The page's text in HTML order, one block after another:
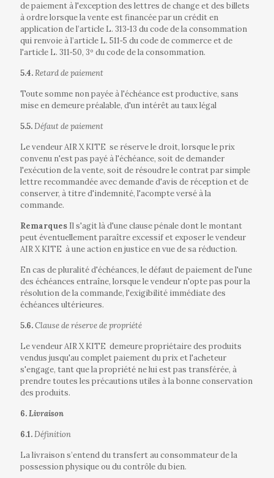
de paiement à l'exception des lettres de change et des billets
à ordre lorsque la vente est financée par un crédit en
application de l’article L. 313‐13 du code de la consommation
qui renvoie à l’article L. 511‐5 du code de commerce et de
l'article L. 311‐50, 3º du code de la consommation.
5.4.Retard de paiement
Toute somme non payée à l'échéance est productive, sans
mise en demeure préalable, d'un intérêt au taux légal
5.5.Défaut de paiement
Le vendeur AIR X KITE se réserve le droit, lorsque le prix
convenu n'est pas payé à l'échéance, soit de demander
l'exécution de la vente, soit de résoudre le contrat par simple
lettre recommandée avec demande d'avis de réception et de
conserver, à titre d'indemnité, l'acompte versé à la
commande.
Remarques Il s'agit là d'une clause pénale dont le montant
peut éventuellement paraître excessif et exposer le vendeur
AIR X KITE à une action en justice en vue de sa réduction.
En cas de pluralité d'échéances, le défaut de paiement de l'une
des échéances entraîne, lorsque le vendeur n'opte pas pour la
résolution de la commande, l'exigibilité immédiate des
échéances ultérieures.
5.6.Clause de réserve de propriété
Le vendeur AIR X KITE demeure propriétaire des produits
vendus jusqu'au complet paiement du prix et l'acheteur
s'engage, tant que la propriété ne lui est pas transférée, à
prendre toutes les précautions utiles à la bonne conservation
des produits.
6.Livraison
6.1.Définition
La livraison s’entend du transfert au consommateur de la
possession physique ou du contrôle du bien.